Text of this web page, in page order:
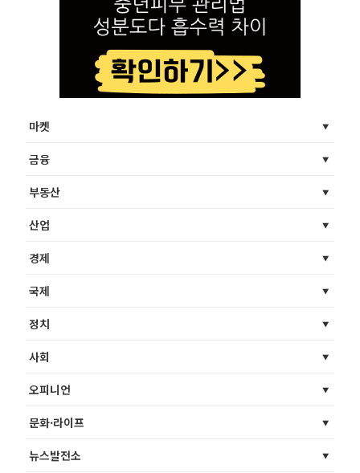
마켓
금융
부동산
산업
경제
국제
정치
사회
오피니언
문화·라이프
뉴스발전소